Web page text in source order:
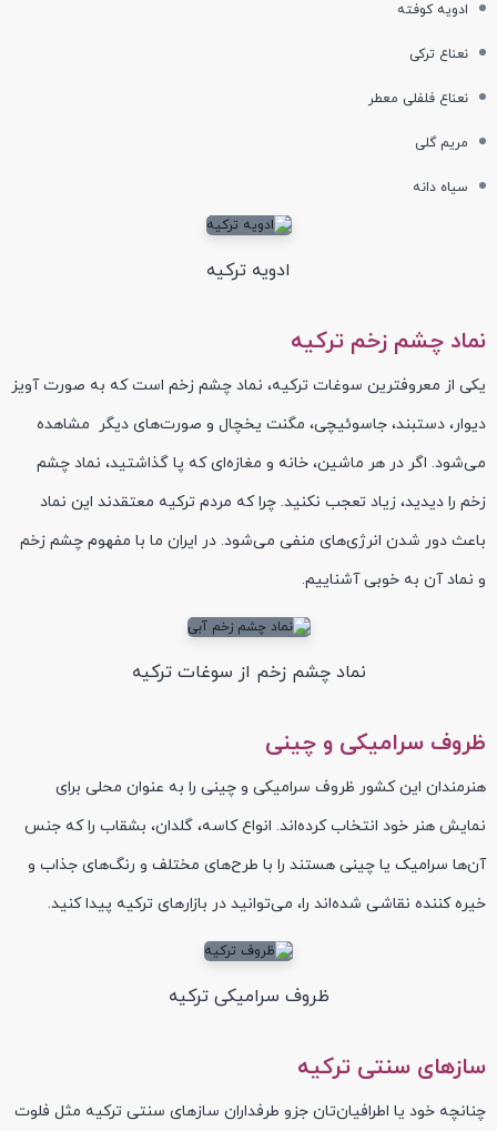
ادویه کوفته
نعناع ترکی
نعناع فلفلی معطر
مریم گلی
سیاه دانه
ادویه ترکیه
نماد چشم زخم ترکیه
یکی از معروفترین سوغات ترکیه، نماد چشم زخم است که به صورت آویز
دیوار، دستبند، جاسوئیچی، مگنت یخچال و صورت‌های دیگر مشاهده
می‌شود. اگر در هر ماشین، خانه و مغازه‌ای که پا گذاشتید، نماد چشم
زخم را دیدید، زیاد تعجب نکنید. چرا که مردم ترکیه معتقدند این نماد
باعث دور شدن انرژی‌های منفی می‌شود. در ایران ما با مفهوم چشم زخم
و نماد آن به خوبی آشناییم.
نماد چشم زخم از سوغات ترکیه
ظروف سرامیکی و چینی
هنرمندان این کشور ظروف سرامیکی و چینی را به عنوان محلی برای
نمایش هنر خود انتخاب کرده‌اند. انواع کاسه‌، گلدان‌، بشقاب‌ را که جنس
آن‌ها سرامیک یا چینی هستند را با طرح‌های مختلف و رنگ‌های جذاب و
خیره کننده نقاشی شده‌اند را، می‌توانید در بازار‌های ترکیه پیدا کنید.
ظروف سرامیکی ترکیه
سازهای سنتی ترکیه
چنانچه خود یا اطرافیان‌تان جزو طرفداران سازهای سنتی ترکیه مثل فلوت